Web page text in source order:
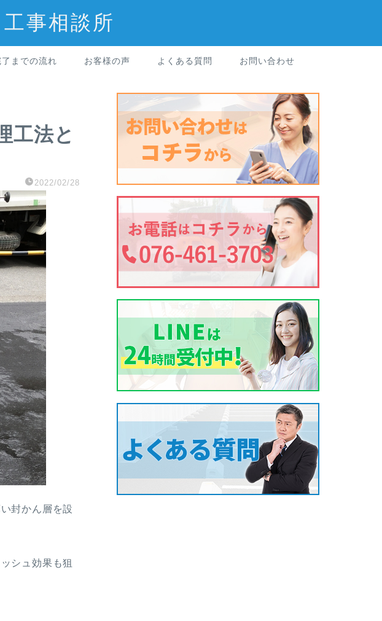
事相談所
までの流れ お客様の声 よくある質問 お問い合わせ
工法と
2022/02/28
封かん層を設
シュ効果も狙